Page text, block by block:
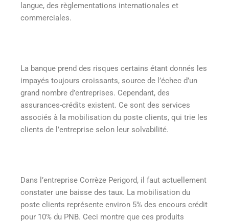
langue, des règlementations internationales et
commerciales.
La banque prend des risques certains étant donnés les
impayés toujours croissants, source de l’échec d’un
grand nombre d’entreprises. Cependant, des
assurances-crédits existent. Ce sont des services
associés à la mobilisation du poste clients, qui trie les
clients de l’entreprise selon leur solvabilité.
Dans l’entreprise Corrèze Perigord, il faut actuellement
constater une baisse des taux. La mobilisation du
poste clients représente environ 5% des encours crédit
pour 10% du PNB. Ceci montre que ces produits